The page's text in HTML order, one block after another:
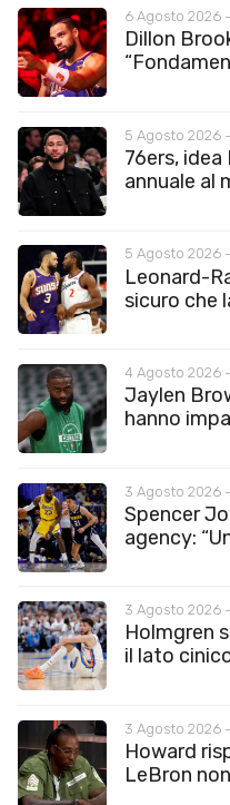
6 Agosto 2026
Dillon
5 Agosto 2026
76ers,
annuale al
5 Agosto 2026
Leonard-
sicuro che
4 Agosto 2026 -
Jaylen
hanno
3 Agosto 2026 -
Spencer
agency:
3 Agosto 2026
Holmgren
il lato
3 Agosto 2026
Howard
LeBron